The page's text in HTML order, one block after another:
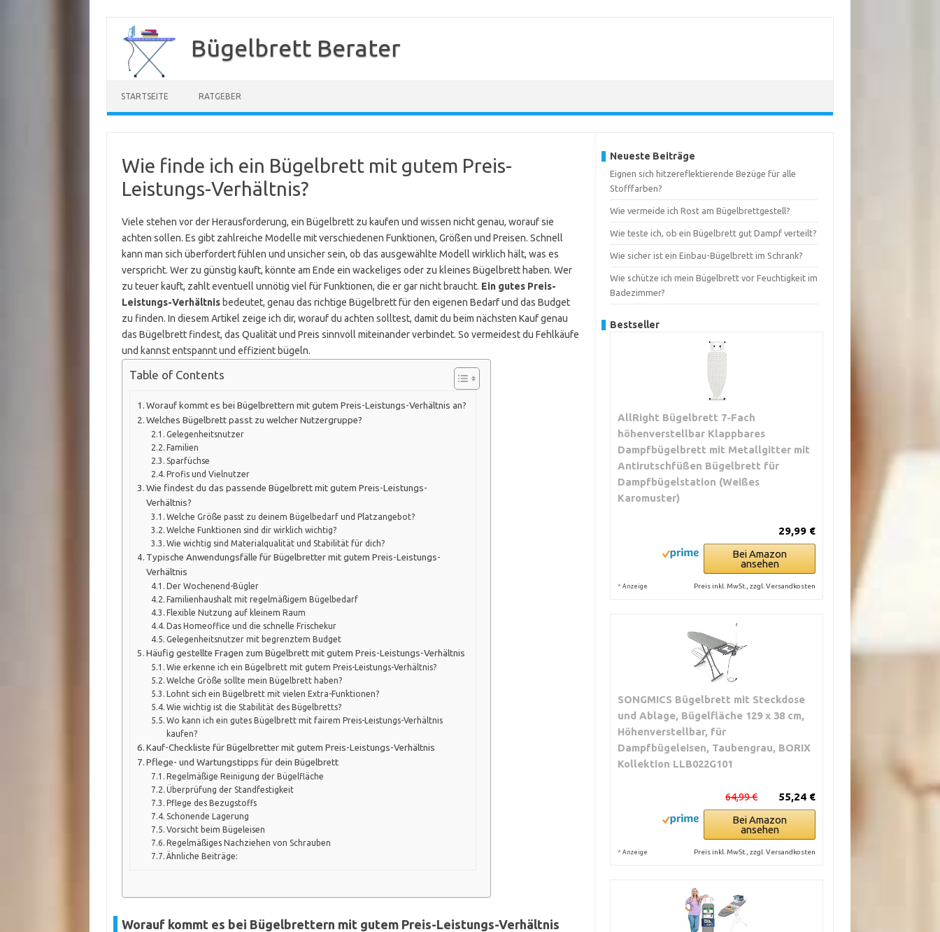
Inhalt
springen
Bügelbrett Berater
STARTSEITE RATGEBER
Wie finde ich ein Bügelbrett mit gutem Preis-
Leistungs-Verhältnis?
Viele stehen vor der Herausforderung, ein Bügelbrett zu kaufen und wissen nicht genau, worauf sie
achten sollen. Es gibt zahlreiche Modelle mit verschiedenen Funktionen, Größen und Preisen. Schnell
kann man sich überfordert fühlen und unsicher sein, ob das ausgewählte Modell wirklich hält, was es
verspricht. Wer zu günstig kauft, könnte am Ende ein wackeliges oder zu kleines Bügelbrett haben. Wer
zu teuer kauft, zahlt eventuell unnötig viel für Funktionen, die er gar nicht braucht. Ein gutes Preis-
Leistungs-Verhältnisbedeutet, genau das richtige Bügelbrett für den eigenen Bedarf und das Budget
zu finden. In diesem Artikel zeige ich dir, worauf du achten solltest, damit du beim nächsten Kauf genau
das Bügelbrett findest, das Qualität und Preis sinnvoll miteinander verbindet. So vermeidest du Fehlkäufe
und kannst entspannt und effizient bügeln.
Table of Contents
Worauf kommt es bei Bügelbrettern mit gutem Preis-Leistungs-Verhältnis an?
Welches Bügelbrett passt zu welcher Nutzergruppe?
Gelegenheitsnutzer
Familien
Sparfüchse
Profis und Vielnutzer
Wie findest du das passende Bügelbrett mit gutem Preis-Leistungs-
Verhältnis?
Welche Größe passt zu deinem Bügelbedarf und Platzangebot?
Welche Funktionen sind dir wirklich wichtig?
Wie wichtig sind Materialqualität und Stabilität für dich?
Typische Anwendungsfälle für Bügelbretter mit gutem Preis-Leistungs-
Verhältnis
Der Wochenend-Bügler
Familienhaushalt mit regelmäßigem Bügelbedarf
Flexible Nutzung auf kleinem Raum
Das Homeoffice und die schnelle Frischekur
Gelegenheitsnutzer mit begrenztem Budget
Häufig gestellte Fragen zum Bügelbrett mit gutem Preis-Leistungs-Verhältnis
Wie erkenne ich ein Bügelbrett mit gutem Preis-Leistungs-Verhältnis?
Welche Größe sollte mein Bügelbrett haben?
Lohnt sich ein Bügelbrett mit vielen Extra-Funktionen?
Wie wichtig ist die Stabilität des Bügelbretts?
Wo kann ich ein gutes Bügelbrett mit fairem Preis-Leistungs-Verhältnis
kaufen?
Kauf-Checkliste für Bügelbretter mit gutem Preis-Leistungs-Verhältnis
Pflege- und Wartungstipps für dein Bügelbrett
Regelmäßige Reinigung der Bügelfläche
Überprüfung der Standfestigkeit
Pflege des Bezugstoffs
Schonende Lagerung
Vorsicht beim Bügeleisen
Regelmäßiges Nachziehen von Schrauben
Ähnliche Beiträge:
Worauf kommt es bei Bügelbrettern mit gutem Preis-Leistungs-Verhältnis
Neueste Beiträge
Eignen sich hitzereflektierende Bezüge für alle
Stofffarben?
Wie vermeide ich Rost am Bügelbrettgestell?
Wie teste ich, ob ein Bügelbrett gut Dampf verteilt?
Wie sicher ist ein Einbau-Bügelbrett im Schrank?
Wie schütze ich mein Bügelbrett vor Feuchtigkeit im
Badezimmer?
Bestseller
AllRight Bügelbrett 7-Fach
höhenverstellbar Klappbares
Dampfbügelbrett mit Metallgitter mit
Antirutschfüßen Bügelbrett für
Dampfbügelstation (Weißes
Karomuster)
29,99 €
Bei Amazon
ansehen
* Anzeige Preis inkl. MwSt., zzgl. Versandkosten
SONGMICS Bügelbrett mit Steckdose
und Ablage, Bügelfläche 129 x 38 cm,
Höhenverstellbar, für
Dampfbügeleisen, Taubengrau, BORIX
Kollektion LLB022G101
55,24 €
64,99 €
Bei Amazon
ansehen
* Anzeige Preis inkl. MwSt., zzgl. Versandkosten